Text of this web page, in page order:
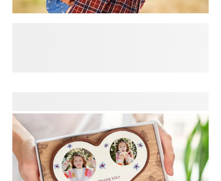
gepersonaliseerd geschenk kan geven!